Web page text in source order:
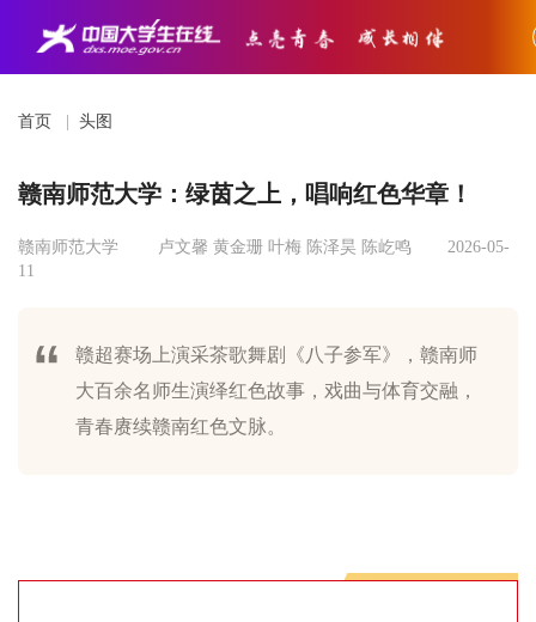
首页 头图
赣南师范大学：绿茵之上，唱响红色华章！
赣南师范大学 卢文馨 黄金珊 叶梅 陈泽昊 陈屹鸣
2026-05-
11
赣超赛场上演采茶歌舞剧《八子参军》，赣南师
大百余名师生演绎红色故事，戏曲与体育交融，
青春赓续赣南红色文脉。